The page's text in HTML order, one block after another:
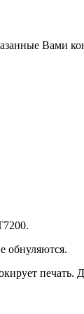
Вами
обнуляются.
печать.